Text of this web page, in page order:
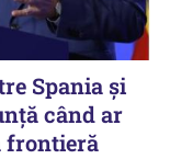
Spania și
când ar
frontieră